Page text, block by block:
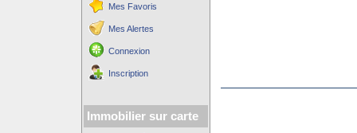
Mes Favoris
Mes Alertes
Connexion
Inscription
Immobilier sur carte